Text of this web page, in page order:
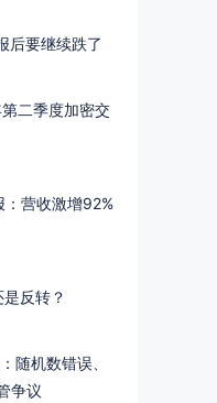
后要继续跌了
二季度加密交
营收激增92%
反转？
随机数错误、
争议